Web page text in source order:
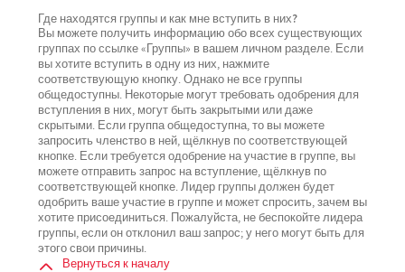
Где находятся группы и как мне вступить в них?
Вы можете получить информацию обо всех существующих
группах по ссылке «Группы» в вашем личном разделе. Если
вы хотите вступить в одну из них, нажмите
соответствующую кнопку. Однако не все группы
общедоступны. Некоторые могут требовать одобрения для
вступления в них, могут быть закрытыми или даже
скрытыми. Если группа общедоступна, то вы можете
запросить членство в ней, щёлкнув по соответствующей
кнопке. Если требуется одобрение на участие в группе, вы
можете отправить запрос на вступление, щёлкнув по
соответствующей кнопке. Лидер группы должен будет
одобрить ваше участие в группе и может спросить, зачем вы
хотите присоединиться. Пожалуйста, не беспокойте лидера
группы, если он отклонил ваш запрос; у него могут быть для
этого свои причины.
Вернуться к началу